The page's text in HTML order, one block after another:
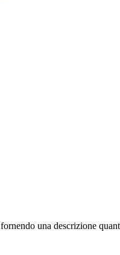
fornendo una descrizione